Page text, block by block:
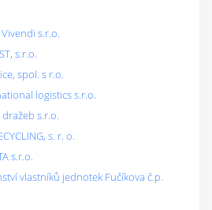
s.r.o.
s.r.o.
spol. s r.o.
logistics s.r.o.
s.r.o.
s. r. o.
s.r.o.
vlastníků jednotek Fučíkova č.p.